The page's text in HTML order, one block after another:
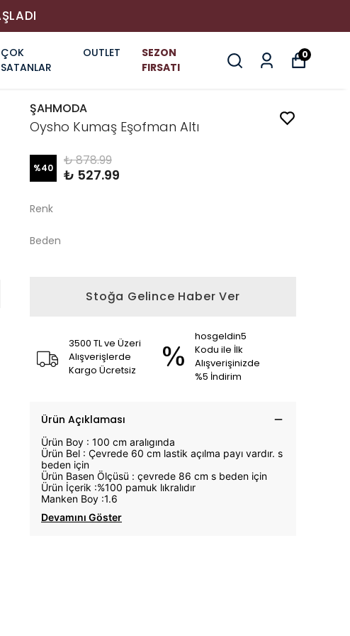
ÇOK
SATANLAR
OUTLET
SEZON
FIRSATI
0
ŞAHMODA
Oysho Kumaş Eşofman Altı
%40 ₺ 878.99
₺ 527.99
Renk
Beden
Stoğa Gelince Haber Ver
3500 TL ve Üzeri
Alışverişlerde
Kargo Ücretsiz
hosgeldin5
Kodu ile İlk
Alışverişinizde
%5 İndirim
Ürün Açıklaması
Ürün Boy : 100 cm aralıgında
Ürün Bel : Çevrede 60 cm lastik açılma payı vardır. s
beden için
Ürün Basen Ölçüsü : çevrede 86 cm s beden için
Ürün İçerik :%100 pamuk lıkralıdır
Manken Boy :1.6
Devamını Göster